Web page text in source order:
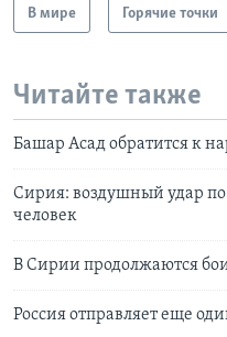
В мире Горячие точки
Читайте также
Башар Асад обратится к
Сирия: воздушный удар по
человек
В Сирии продолжаются
Россия отправляет еще